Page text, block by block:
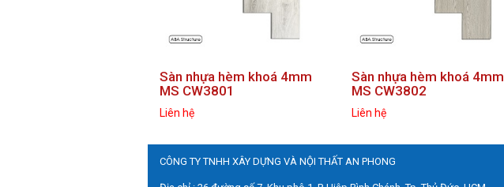
Sàn nhựa hèm khoá 4mm
MS CW3801
Liên hệ
Sàn nhựa hèm khoá 4mm
MS CW3802
Liên hệ
CÔNG TY TNHH XÂY DỰNG VÀ NỘI THẤT AN PHONG